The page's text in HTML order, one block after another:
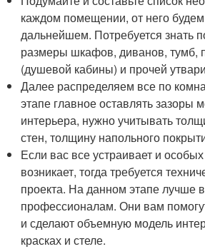
каждом помещении, от него будем
дальнейшем. Потребуется знать
размеры шкафов, диванов, тумб,
(душевой кабины) и прочей
Далее распределяем все по
этапе главное оставлять зазоры
интерьера, нужно учитывать
стен, толщину напольного
Если вас все устраивает и
возникает, тогда требуется
проекта. На данном этапе лучше
профессионалам. Они вам
и сделают объемную модель
красках и стеле.